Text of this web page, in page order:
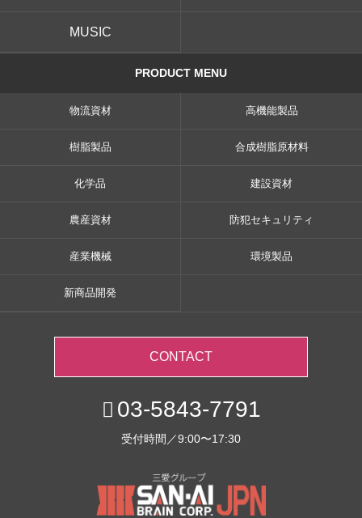
MUSIC
PRODUCT MENU
物流資材 高機能製品
樹脂製品 合成樹脂原材料
化学品 建設資材
農産資材 防犯セキュリティ
産業機械 環境製品
新商品開発
CONTACT
03-5843-7791
受付時間／9:00〜17:30